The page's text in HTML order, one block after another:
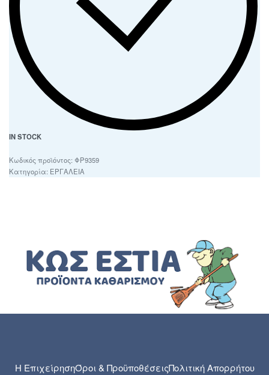
IN STOCK
ΦΡ9359
Κατηγορία: ΕΡΓΑΛΕΙΑ
Η ΕπιχείρησηΌροι & ΠροϋποθέσειςΠολιτική Απορρήτου